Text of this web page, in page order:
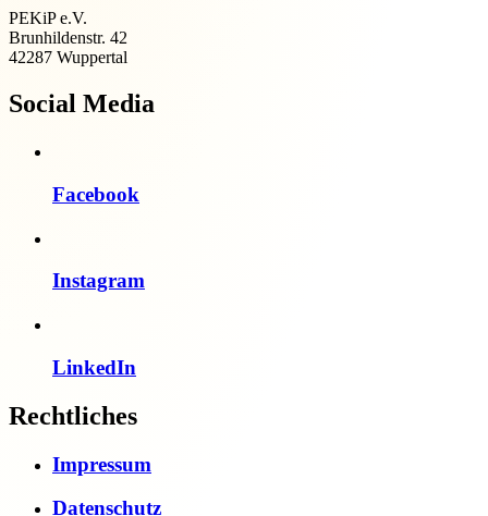
PEKiP e.V.
Brunhildenstr. 42
42287 Wuppertal
Social Media
Facebook
Instagram
LinkedIn
Rechtliches
Impressum
Datenschutz